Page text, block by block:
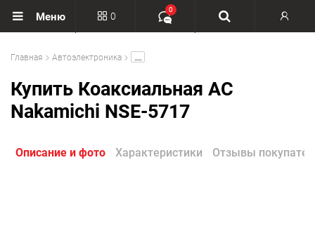
Меню 0
0
Главная Автоэлектроника
Купить Коаксиальная АС
Nakamichi NSE-5717
Описание и фото Характеристики Отзывы